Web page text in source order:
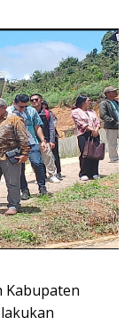
Kabupaten